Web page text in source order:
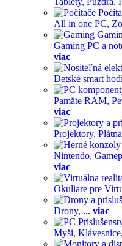
All in one PC,
Gaming PC a
viac
Detské smart
Pamäte RAM,
viac
Projektory,
Nintendo,
viac
Okuliare pre
Drony, ... viac
Myši, Klávesnice,